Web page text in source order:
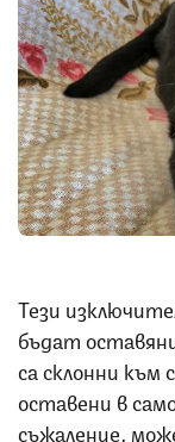
Тези
бъдат
са склонни към
оставени в
съжаление,